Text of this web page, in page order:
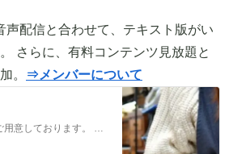
声配信と合わせて、テキスト版がい
さらに、有料コンテンツ見放題と
。
⇒メンバーについて
メンバーだけの特典をご用意しております。 ぜひご活用頂き、ご自身の活動に役立てて下さい。 ⇒メンバーについて詳しく見てみる メンバーになる （） ①有料コンテンツが見放題！ ジュエリー制作に関する情報やビジネス情報やブランディングに関する情